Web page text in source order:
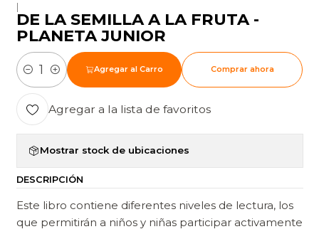
|
DE LA SEMILLA A LA FRUTA -
PLANETA JUNIOR
Cantidad
Agregar al Carro Comprar ahora
Agregar a la lista de favoritos
Mostrar stock de ubicaciones
DESCRIPCIÓN
Este libro contiene diferentes niveles de lectura, los
que permitirán a niños y niñas participar activamente